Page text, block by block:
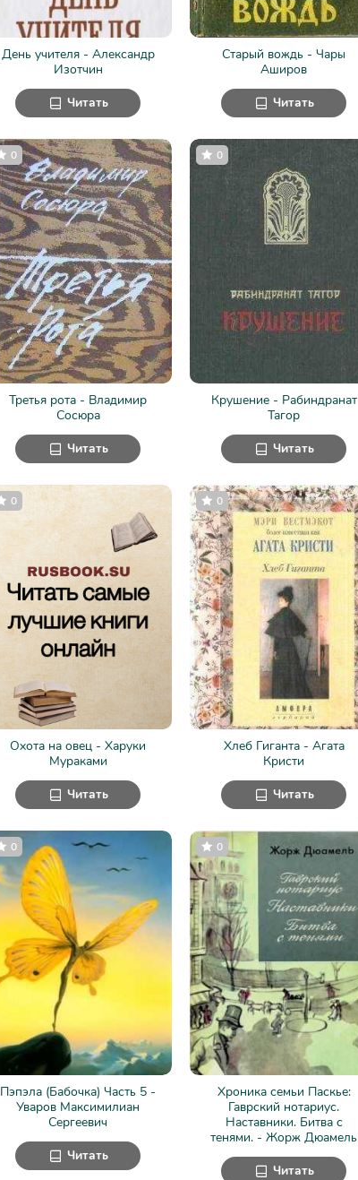
День учителя - Александр
Изотчин
Читать
Старый вождь - Чары
Аширов
Читать
Третья рота - Владимир
Сосюра
0
Читать
Крушение - Рабиндранат
Тагор
0
Читать
Охота на овец - Харуки
Мураками
0
Читать
Хлеб Гиганта - Агата
Кристи
0
Читать
Пэпэла (Бабочка) Часть 5 -
Уваров Максимилиан
Сергеевич
0
Читать
Хроника семьи Паскье:
Гаврский нотариус.
Наставники. Битва с
тенями. - Жорж Дюамель
0
Читать